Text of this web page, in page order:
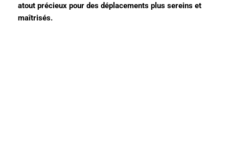
atout précieux pour des déplacements plus sereins et
maîtrisés.